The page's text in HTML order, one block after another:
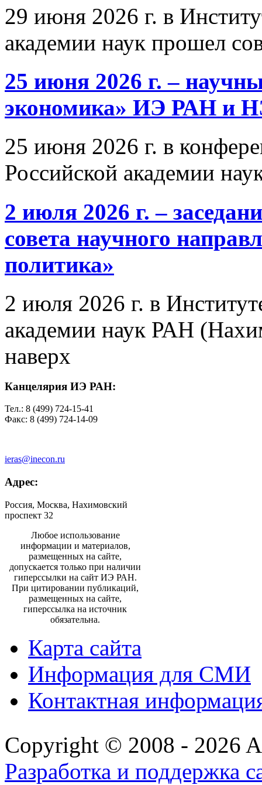
29 июня 2026 г. в
академии наук прошел
25 июня 2026 г. –
экономика» ИЭ РАН и
25 июня 2026 г. в
Российской академии
2 июля 2026 г. –
совета научного
политика»
2 июля 2026 г. в
академии наук РАН
наверх
Канцелярия ИЭ РАН:
Тел.: 8 (499) 724-15-41
Факс: 8 (499) 724-14-09
ieras@inecon.ru
Адрес:
Россия, Москва, Нахимовский
проспект 32
Любое использование
информации и материалов,
размещенных на сайте,
допускается только при наличии
гиперссылки на сайт ИЭ РАН.
При цитировании публикаций,
размещенных на сайте,
гиперссылка на источник
обязательна.
Карта сайта
Информация для СМИ
Контактная
Copyright © 2008 - 2026
Разработка и поддержка